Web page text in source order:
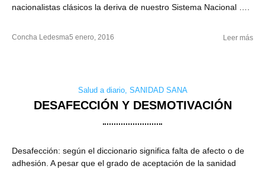
nacionalistas clásicos la deriva de nuestro Sistema Nacional ….
Concha Ledesma5 enero, 2016 Leer más
Salud a diario, SANIDAD SANA
DESAFECCIÓN Y DESMOTIVACIÓN
Desafección: según el diccionario significa falta de afecto o de
adhesión. A pesar que el grado de aceptación de la sanidad